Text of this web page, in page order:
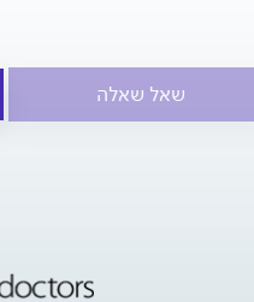
שאל שאלה